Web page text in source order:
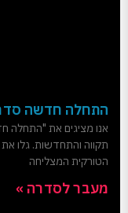
התחלה חדשה
אנו מציגים את
תקווה והתחדשות. גלו
הטורקית המצליחה
מעבר לסדרה »